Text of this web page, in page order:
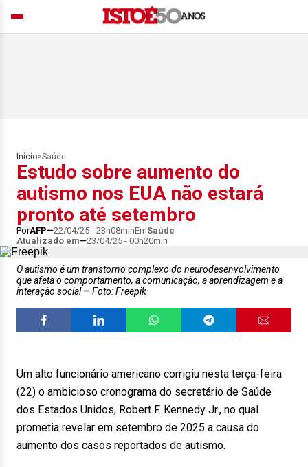
Início>Saúde
Estudo sobre aumento do
autismo nos EUA não estará
pronto até setembro
PorAFP 22/04/25 - 23h08minEmSaúde
Atualizado em
23/04/25 - 00h20min
O autismo é um transtorno complexo do neurodesenvolvimento
que afeta o comportamento, a comunicação, a aprendizagem e a
interação social
Foto: Freepik
Um alto funcionário americano corrigiu nesta terça-feira
(22) o ambicioso cronograma do secretário de Saúde
dos Estados Unidos, Robert F. Kennedy Jr., no qual
prometia revelar em setembro de 2025 a causa do
aumento dos casos reportados de autismo.